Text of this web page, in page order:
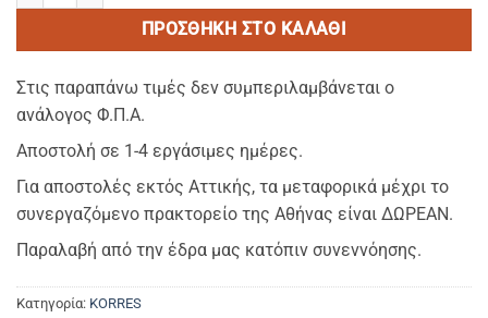
ΠΡΟΣΘΉΚΗ ΣΤΟ ΚΑΛΆΘΙ
Στις παραπάνω τιμές δεν συμπεριλαμβάνεται ο
ανάλογος Φ.Π.Α.
Αποστολή σε 1-4 εργάσιμες ημέρες.
Για αποστολές εκτός Αττικής, τα μεταφορικά μέχρι το
συνεργαζόμενο πρακτορείο της Αθήνας είναι ΔΩΡΕΑΝ.
Παραλαβή από την έδρα μας κατόπιν συνεννόησης.
Κατηγορία: KORRES